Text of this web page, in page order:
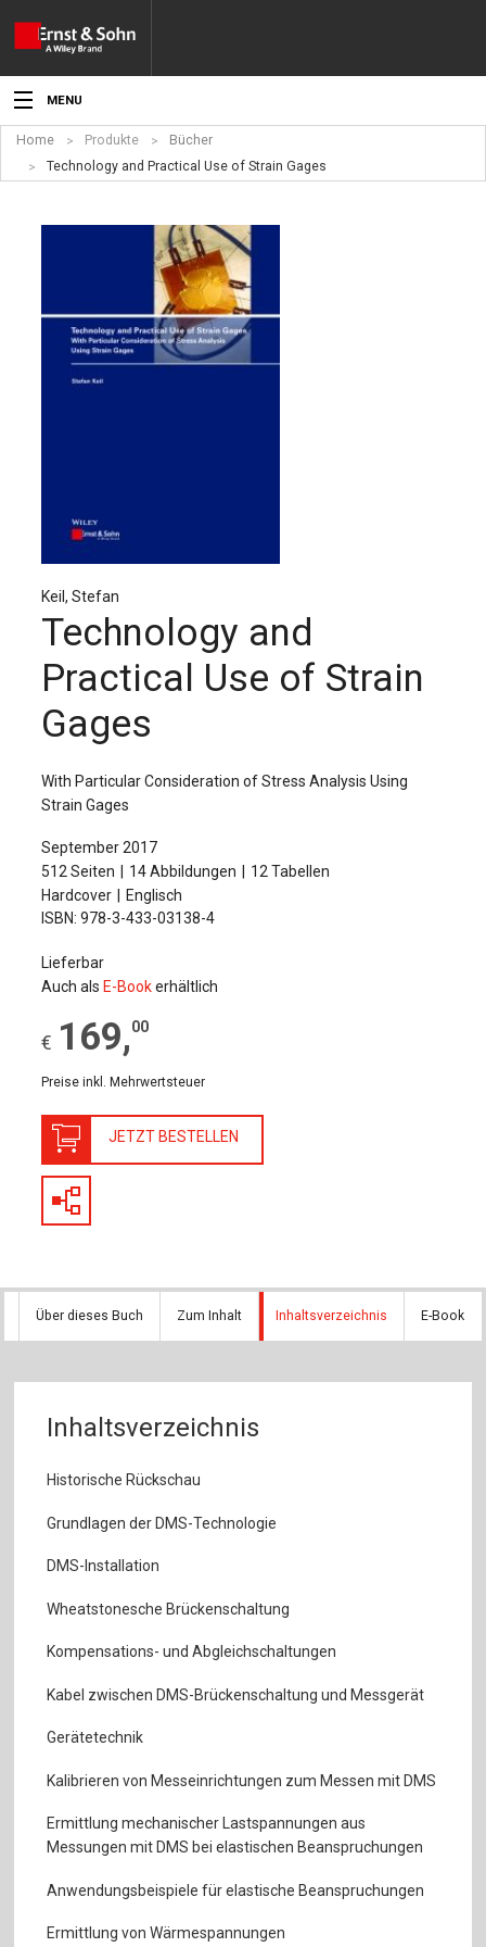
MENU
Aktuelles
Produkte
Verlag
Sprache / Language: DE
Home Produkte
Bücher
Technology and Practical Use of Strain Gages
Keil, Stefan
Technology and
Practical Use of Strain
Gages
With Particular Consideration of Stress Analysis Using
Strain Gages
September 2017
512 Seiten
14 Abbildungen
12 Tabellen
Hardcover
Englisch
ISBN: 978-3-433-03138-4
Lieferbar
Auch als E-Bookerhältlich
€ 169,00
Preise inkl. Mehrwertsteuer
JETZT BESTELLEN
Über dieses Buch Zum Inhalt Inhaltsverzeichnis E-Book
Inhaltsverzeichnis
Historische Rückschau
Grundlagen der DMS-Technologie
DMS-Installation
Wheatstonesche Brückenschaltung
Kompensations- und Abgleichschaltungen
Kabel zwischen DMS-Brückenschaltung und Messgerät
Gerätetechnik
Kalibrieren von Messeinrichtungen zum Messen mit DMS
Ermittlung mechanischer Lastspannungen aus
Messungen mit DMS bei elastischen Beanspruchungen
Anwendungsbeispiele für elastische Beanspruchungen
Ermittlung von Wärmespannungen